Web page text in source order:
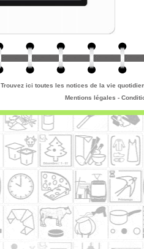
Trouvez ici toutes les notices de la vie
Mentions légales -